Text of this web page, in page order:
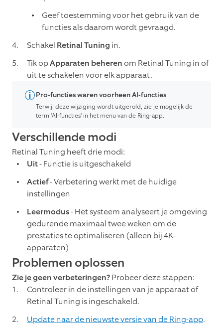
Geef toestemming voor het gebruik van de
functies als daarom wordt gevraagd.
Schakel Retinal Tuning in.
Tik opApparaten beherenom Retinal Tuning in of
uit te schakelen voor elk apparaat.
Pro-functies waren voorheen AI-functies
Terwijl deze wijziging wordt uitgerold, zie je mogelijk de
term 'AI-functies' in het menu van de Ring-app.
Verschillende modi
Retinal Tuning heeft drie modi:
Uit- Functie is uitgeschakeld
Actief- Verbetering werkt met de huidige
instellingen
Leermodus- Het systeem analyseert je omgeving
gedurende maximaal twee weken om de
prestaties te optimaliseren (alleen bij 4K-
apparaten)
Problemen oplossen
Zie je geen verbeteringen?Probeer deze stappen:
Controleer in de instellingen van je apparaat of
Retinal Tuning is ingeschakeld.
Update naar de nieuwste versie van de Ring-app.